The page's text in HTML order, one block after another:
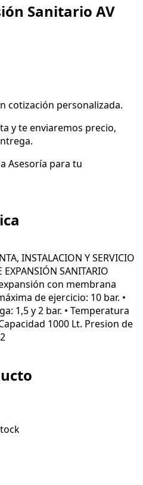
Sanitario AV
cotización personalizada.
y te enviaremos precio,
Asesoría para tu
INSTALACION Y SERVICIO
EXPANSIÓN SANITARIO
con membrana
de ejercicio: 10 bar. •
1,5 y 2 bar. • Temperatura
1000 Lt. Presion de